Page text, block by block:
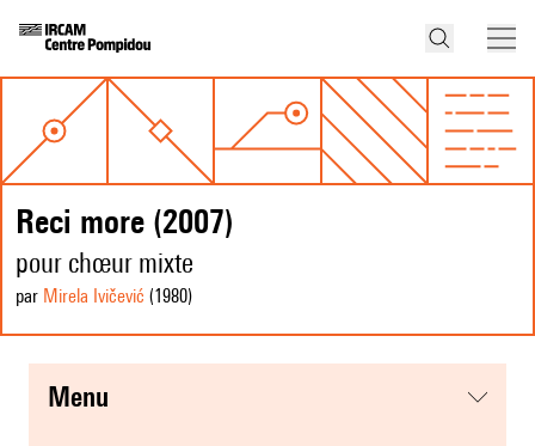
Reci more (2007)
pour chœur mixte
par Mirela Ivičević (1980)
menu